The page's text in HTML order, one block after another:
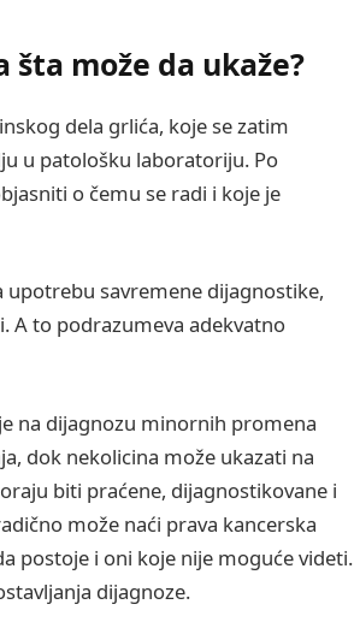
šta može da ukaže?
dela grlića, koje se zatim
u patološku laboratoriju. Po
o čemu se radi i koje je
upotrebu savremene dijagnostike,
A to podrazumeva adekvatno
na dijagnozu minornih promena
dok nekolicina može ukazati na
biti praćene, dijagnostikovane i
može naći prava kancerska
postoje i oni koje nije moguće videti.
dijagnoze.